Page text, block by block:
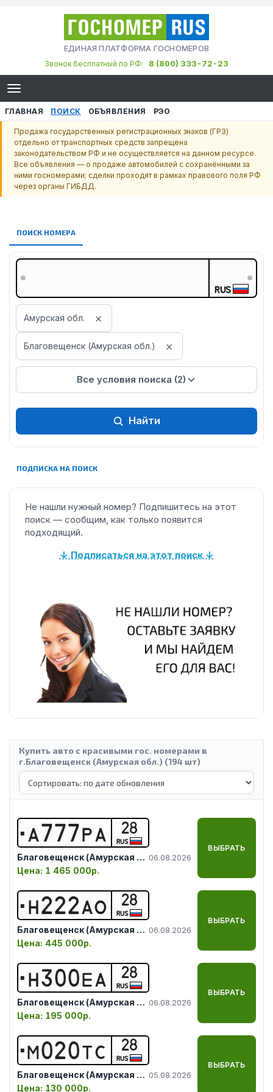
ЕДИНАЯ ПЛАТФОРМА ГОСНОМЕРОВ
Звонок бесплатный по РФ:
8 (800) 333-72-23
ГЛАВНАЯ ПОИСК ОБЪЯВЛЕНИЯ РЭО
Продажа государственных регистрационных знаков (ГРЗ)
отдельно от транспортных средств запрещена
законодательством РФ и не осуществляется на данном ресурсе.
Все объявления — о продаже автомобилей с сохранёнными за
ними госномерами; сделки проходят в рамках правового поля РФ
через органы ГИБДД.
ПОИСК НОМЕРА
RUS
Амурская обл. ×
Благовещенск (Амурская обл.) ×
Все условия поиска (2)
Найти
ПОДПИСКА НА ПОИСК
Не нашли нужный номер? Подпишитесь на этот
поиск — сообщим, как только появится
подходящий.
↓ Подписаться на этот поиск ↓
Купить авто с красивыми гос. номерами в
г.Благовещенск (Амурская обл.) (194 шт)
А777Р А 28
RUS
Благовещенск (Амурская обл.) 06.08.2026
Цена: 1 465 000р.
ВЫБРАТЬ
Н222 АО 28
RUS
Благовещенск (Амурская обл.) 06.08.2026
Цена: 445 000р.
ВЫБРАТЬ
Н300Е А 28
RUS
Благовещенск (Амурская обл.) 06.08.2026
Цена: 195 000р.
ВЫБРАТЬ
М020ТС 28
RUS
Благовещенск (Амурская обл.) 05.08.2026
Цена: 130 000р.
ВЫБРАТЬ